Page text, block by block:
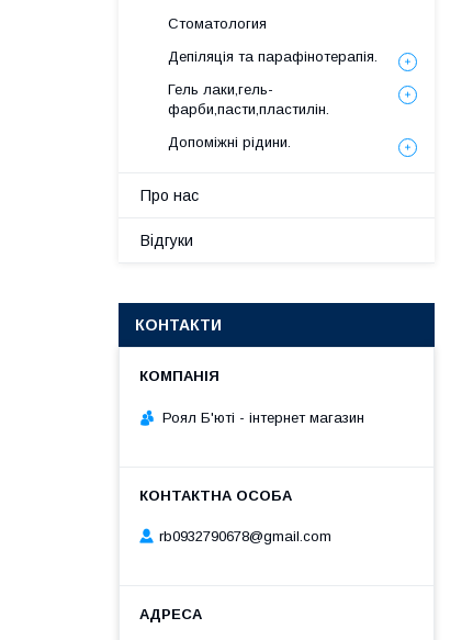
Стоматология
Депіляція та парафінотерапія.
Гель лаки,гель-
фарби,пасти,пластилін.
Допоміжні рідини.
Про нас
Відгуки
КОНТАКТИ
Роял Б'юті - інтернет магазин
rb0932790678@gmail.com